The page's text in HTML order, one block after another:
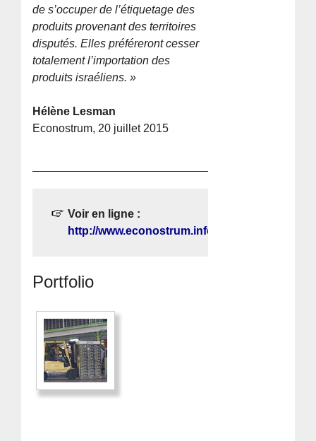
de s’occuper de l’étiquetage des
produits provenant des territoires
disputés. Elles préféreront cesser
totalement l’importation des
produits israéliens. »
Hélène Lesman
Econostrum, 20 juillet 2015
Voir en ligne :
http://www.econostrum.info/
Portfolio